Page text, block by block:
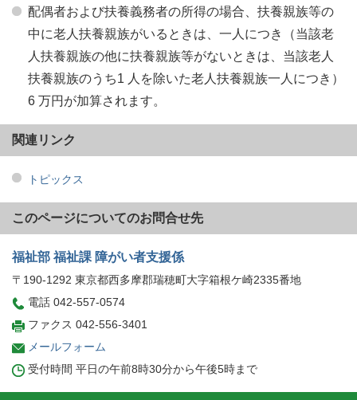
配偶者および扶養義務者の所得の場合、扶養親族等の
中に老人扶養親族がいるときは、一人につき（当該老
人扶養親族の他に扶養親族等がないときは、当該老人
扶養親族のうち1 人を除いた老人扶養親族一人につき）
6 万円が加算されます。
関連リンク
トピックス
このページについてのお問合せ先
福祉部 福祉課 障がい者支援係
〒190-1292 東京都西多摩郡瑞穂町大字箱根ケ崎2335番地
電話 042-557-0574
ファクス 042-556-3401
メールフォーム
受付時間 平日の午前8時30分から午後5時まで